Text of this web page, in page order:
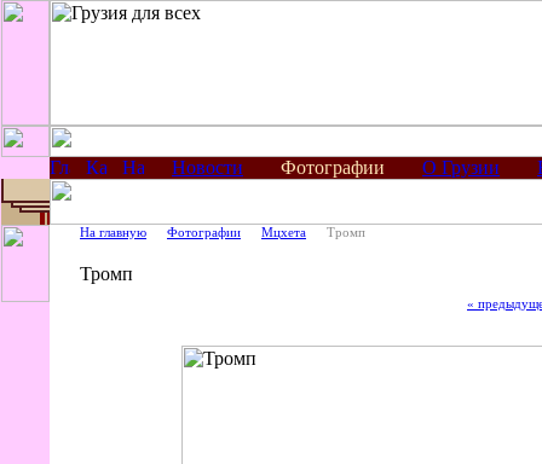
Новости Фотографии О Грузии
На главную Фотографии Мцхета Тромп
Тромп
«